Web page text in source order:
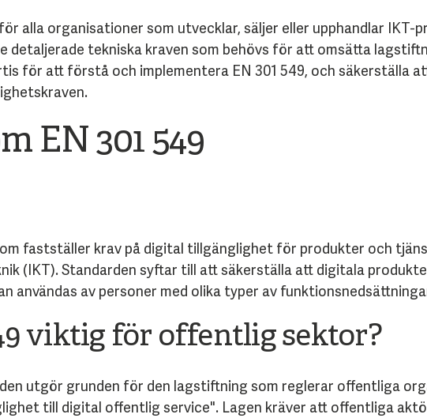
alla organisationer som utvecklar, säljer eller upphandlar IKT-
detaljerade tekniska kraven som behövs för att omsätta
för att förstå och implementera EN 301 549, och säkerställa
EN 301 549
fastställer krav på digital tillgänglighet för produkter och
(IKT). Standarden syftar till att säkerställa att digitala
användas av personer med olika typer av
viktig för offentlig sektor?
utgör grunden för den lagstiftning som reglerar offentliga
till digital offentlig service". Lagen kräver att offentliga